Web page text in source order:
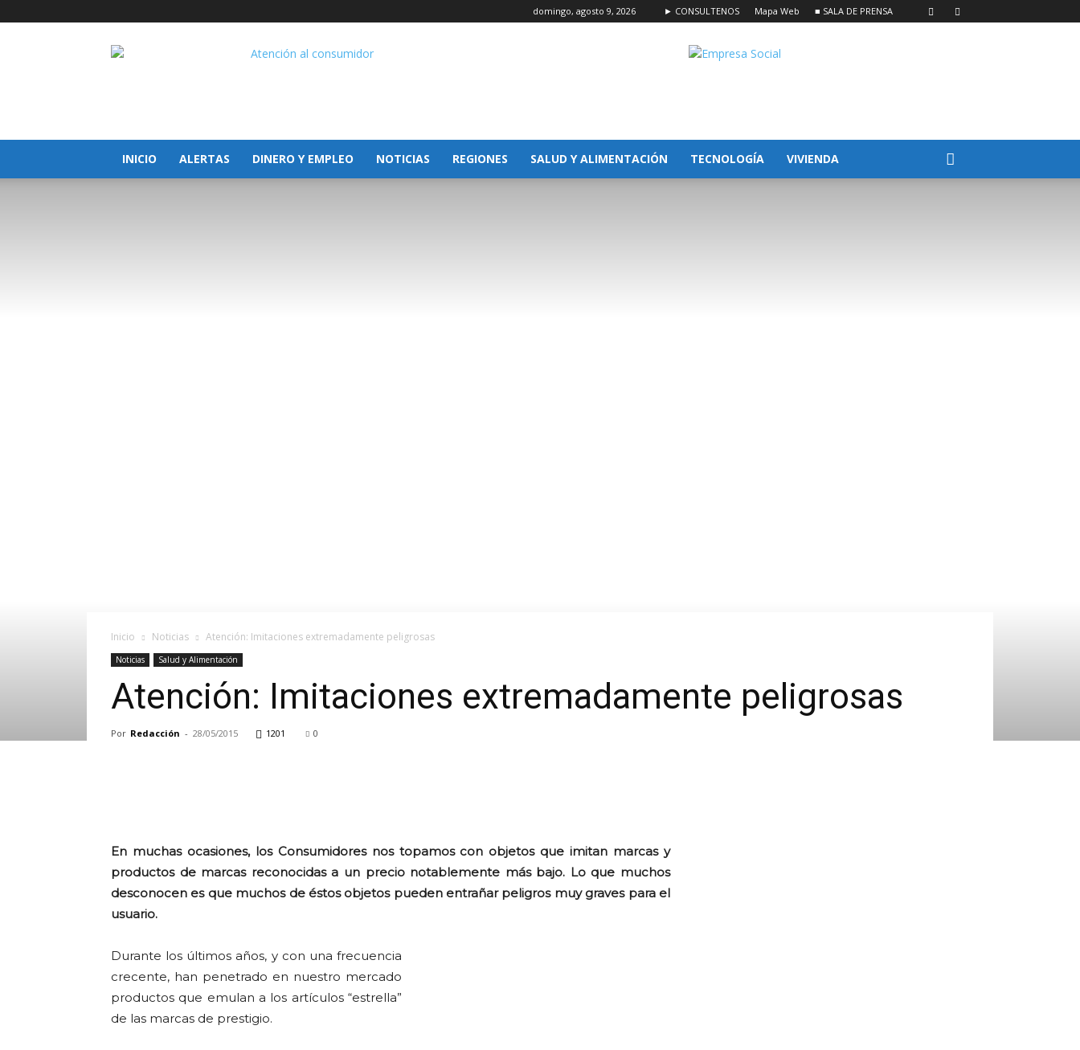
domingo, agosto 9, 2026 ► CONSULTENOS Mapa Web ■ SALA DE PRENSA
Atención
España
INICIO
ALERTAS DINERO Y EMPLEO NOTICIAS REGIONES SALUD Y ALIMENTACIÓN TECNOLOGÍA VIVIENDA
Inicio Noticias Atención: Imitaciones extremadamente peligrosas
Noticias Salud y Alimentación
Atención: Imitaciones extremadamente peligrosas
Por Redacción - 28/05/2015 1201 0
En muchas ocasiones, los Consumidores nos topamos con objetos que imitan marcas y
productos de marcas reconocidas a un precio notablemente más bajo. Lo que muchos
desconocen es que muchos de éstos objetos pueden entrañar peligros muy graves para el
usuario.
Durante los últimos años, y con una frecuencia
crecente, han penetrado en nuestro mercado
productos que emulan a los artículos “estrella”
de las marcas de prestigio.